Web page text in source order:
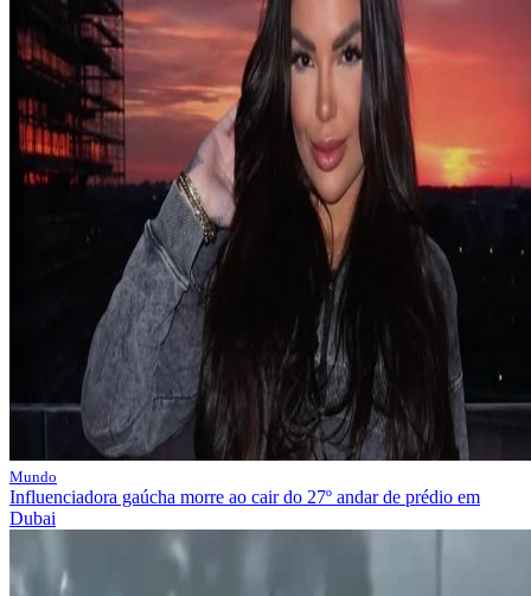
Mundo
Influenciadora gaúcha morre ao cair do 27º andar de prédio em
Dubai